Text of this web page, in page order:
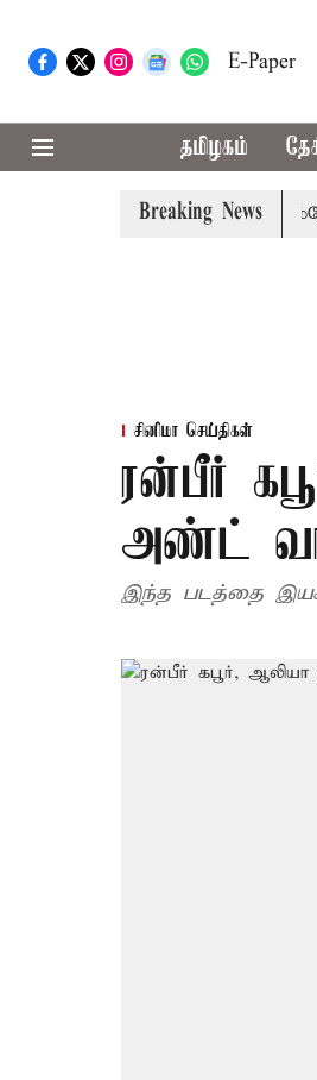
E-Paper
தமிழகம்
Breaking News
அரசுப்பணி வழக்கு; வரும்
சினிமா செய்திகள்
ரன்பீர்
அண்ட்
இந்த படத்தை